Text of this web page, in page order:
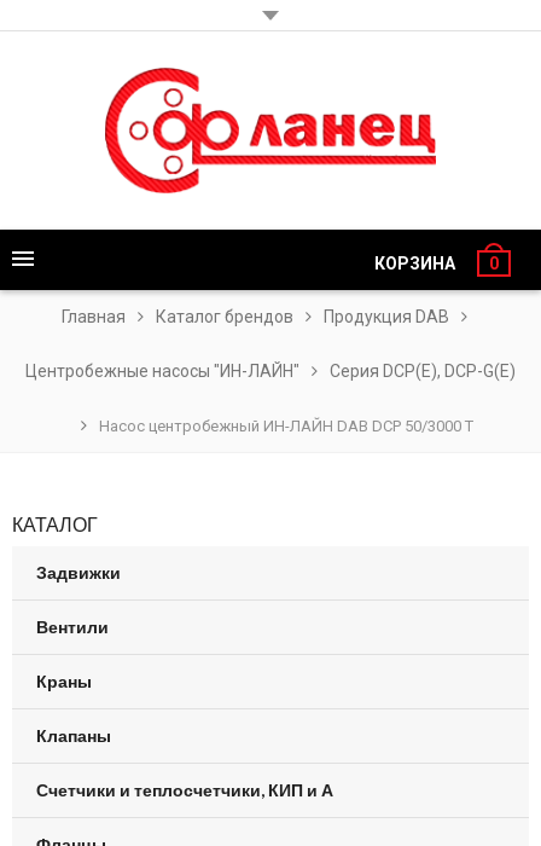
КОРЗИНА 0
Главная Каталог брендов Продукция DAB
Центробежные насосы "ИН-ЛАЙН" Серия DСP(Е), DCP-G(Е)
Насос центробежный ИН-ЛАЙН DAB DCP 50/3000 T
КАТАЛОГ
Задвижки
Вентили
Краны
Клапаны
Счетчики и теплосчетчики, КИП и А